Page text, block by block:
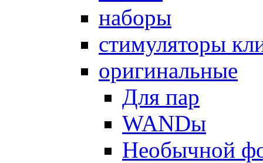
наборы
стимуляторы
оригинальные
Для пар
WANDы
Необычной